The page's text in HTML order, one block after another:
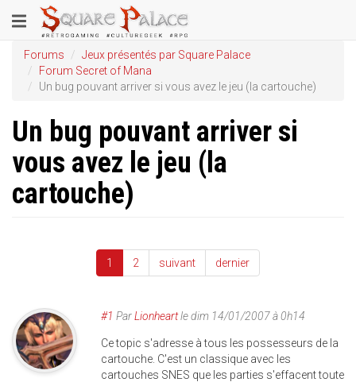
au
contenu
principal
Toggle
navigation
Forums
Jeux présentés par Square Palace
Forum Secret of Mana
Un bug pouvant arriver si vous avez le jeu (la cartouche)
Un bug pouvant arriver si
vous avez le jeu (la
cartouche)
1 2 suivant dernier
#1 ParLionheartledim 14/01/2007 à 0h14
Ce topic s'adresse à tous les possesseurs de la
cartouche. C'est un classique avec les
cartouches SNES que les parties s'effacent toute